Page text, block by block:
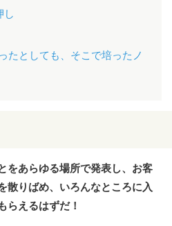
し
たとしても、そこで培ったノ
をあらゆる場所で発表し、お客
散りばめ、いろんなところに入
らえるはずだ！